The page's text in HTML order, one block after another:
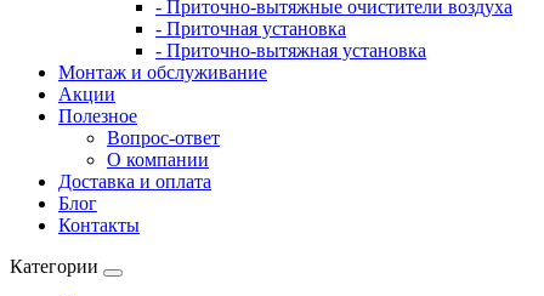
- Приточно-вытяжные очистители воздуха
- Приточная установка
- Приточно-вытяжная установка
Монтаж и обслуживание
Акции
Полезное
Вопрос-ответ
О компании
Доставка и оплата
Блог
Контакты
Категории